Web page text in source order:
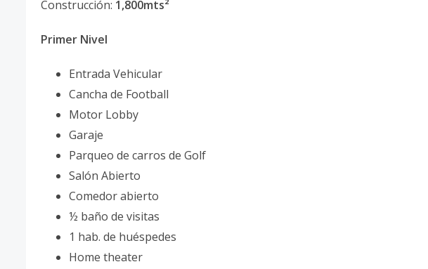
Construcción: 1,800mts²
Primer Nivel
Entrada Vehicular
Cancha de Football
Motor Lobby
Garaje
Parqueo de carros de Golf
Salón Abierto
Comedor abierto
½ baño de visitas
1 hab. de huéspedes
Home theater